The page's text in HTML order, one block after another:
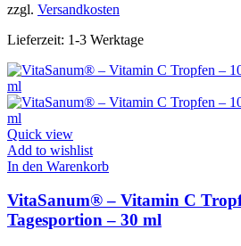
zzgl. Versandkosten
Lieferzeit: 1-3 Werktage
Quick view
Add to wishlist
In den Warenkorb
VitaSanum® – Vitamin C
Tagesportion – 30 ml